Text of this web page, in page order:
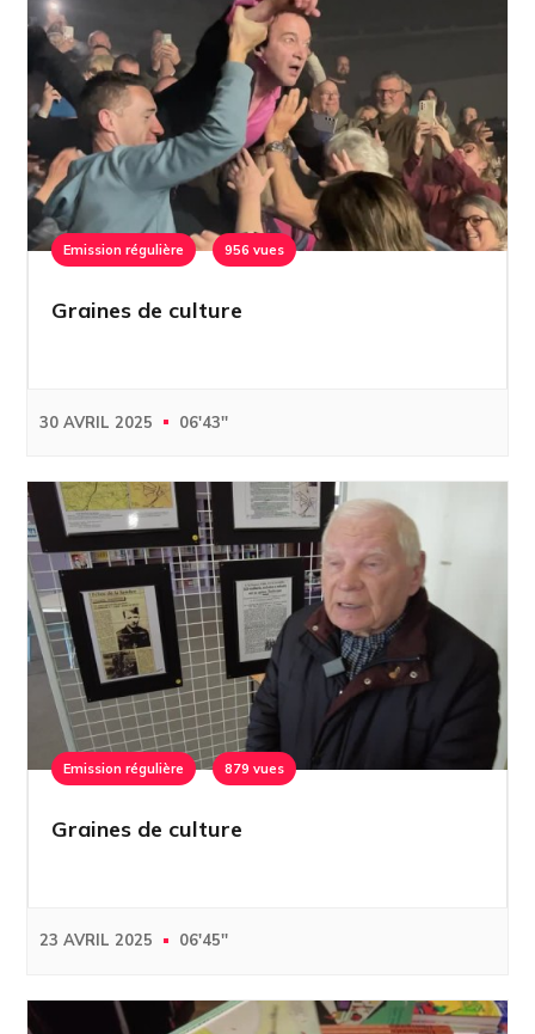
Emission régulière 956 vues
Graines de culture
30 AVRIL 2025 06'43''
Emission régulière 879 vues
Graines de culture
23 AVRIL 2025 06'45''